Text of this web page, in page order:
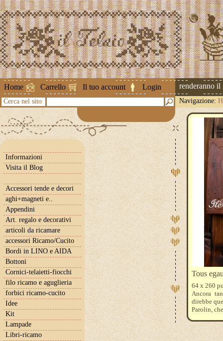
Home Carrello Il tuo account Login
Attenzione ! Le spedizioni riprenderanno il 2
Cerca nel sito Navigazione:
Informazioni
Visita il Blog
Accessori tende e decori
aghi+magneti e..
Appendini
Art. regalo e decorativi
articoli da ricamare
accessori Ricamo/Cucito
Bordi in LINO e AIDA
Bottoni
Cornici-telaietti-fiocchi
filo ricamo e aguglieria
forbici ricamo-cucito
Idee
Kit
Lampade
Libri-ricamo
Tous
64 x 260
Ancora
direbbe
Parolin,